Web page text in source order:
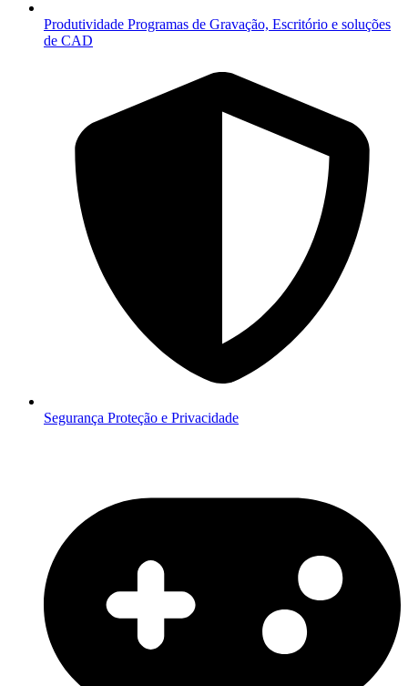
Produtividade Programas de Gravação, Escritório e soluções
de CAD
Segurança Proteção e Privacidade